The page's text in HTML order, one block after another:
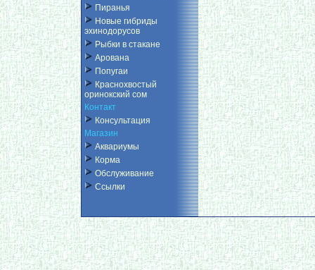
Пиранья
Новые гибриды
эхинодорусов
Рыбки в стакане
Арована
Попугаи
Краснохвостый
оринокский сом
Контакт
Консультация
Магазин
Аквариумы
Корма
Обслуживание
Ссылки